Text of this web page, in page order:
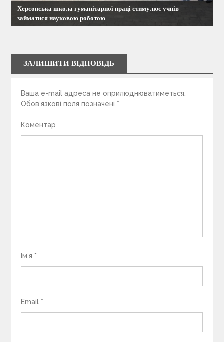
Херсонська школа гуманітарної праці стимулює учнів
займатися науковою роботою
ЗАЛИШИТИ ВІДПОВІДЬ
Ваша e-mail адреса не оприлюднюватиметься.
Обов’язкові поля позначені *
Коментар
Ім’я *
Email *